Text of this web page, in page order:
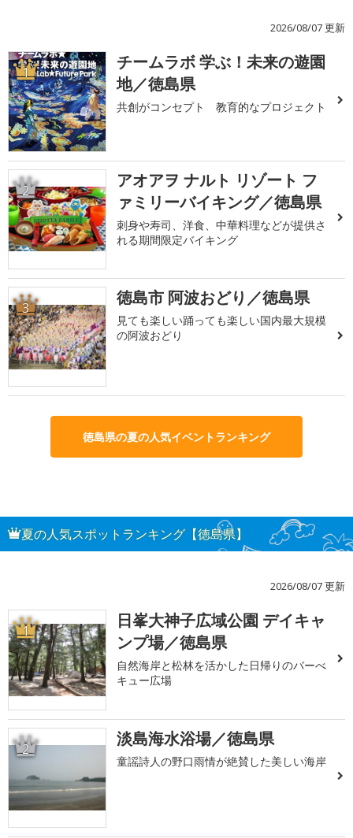
2026/08/07 更新
1
チームラボ 学ぶ！未来の遊園
地／徳島県
共創がコンセプト 教育的なプロジェクト
2
アオアヲ ナルト リゾート フ
ァミリーバイキング／徳島県
刺身や寿司、洋食、中華料理などが提供さ
れる期間限定バイキング
3 徳島市 阿波おどり／徳島県
見ても楽しい踊っても楽しい国内最大規模
の阿波おどり
徳島県の夏の人気イベントランキング
夏の人気スポットランキング【徳島県】
2026/08/07 更新
1
日峯大神子広域公園 デイキャ
ンプ場／徳島県
自然海岸と松林を活かした日帰りのバーべ
キュー広場
2 淡島海水浴場／徳島県
童謡詩人の野口雨情が絶賛した美しい海岸